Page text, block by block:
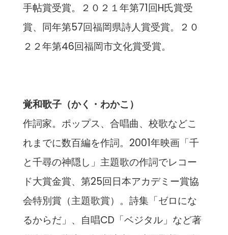
手帖賞受賞。２０２１年第71回H氏賞受
賞、同年第57回福岡県詩人賞受賞。２０
２２年第46回福岡市文化賞受賞。
覚和歌子（かく・わかこ）
作詞家。ポップス、合唱曲、校歌などこ
れまでに数百編を作詞。2001年映画「千
と千尋の神隠し」主題歌の作詞でレコー
ド大賞金賞、第25回日本アカデミー賞協
会特別賞（主題歌賞）。詩集「ゼロにな
るからだ」、自唱CD「ベジタル」など著